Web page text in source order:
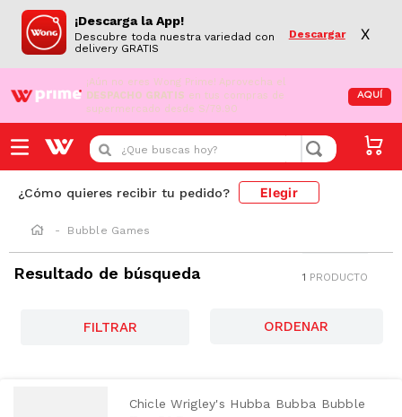
¡Descarga la App!
Descubre toda nuestra variedad con
delivery GRATIS
Descargar X
¡Aún no eres Wong Prime! Aprovecha el
DESPACHO GRATIS en tus compras de
supermercado desde S/79.90
AQUÍ
¿Que buscas hoy?
¿Cómo quieres recibir tu pedido? Elegir
Bubble Games
Resultado de búsqueda 1 PRODUCTO
FILTRAR
Chicle Wrigley's Hubba Bubba Bubble